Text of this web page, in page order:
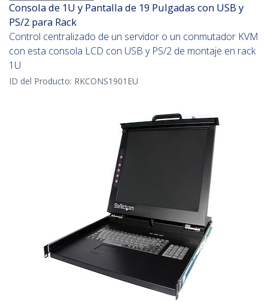
Consola de 1U y Pantalla de 19 Pulgadas con USB y
PS/2 para Rack
Control centralizado de un servidor o un conmutador KVM
con esta consola LCD con USB y PS/2 de montaje en rack
1U
ID del Producto: RKCONS1901EU